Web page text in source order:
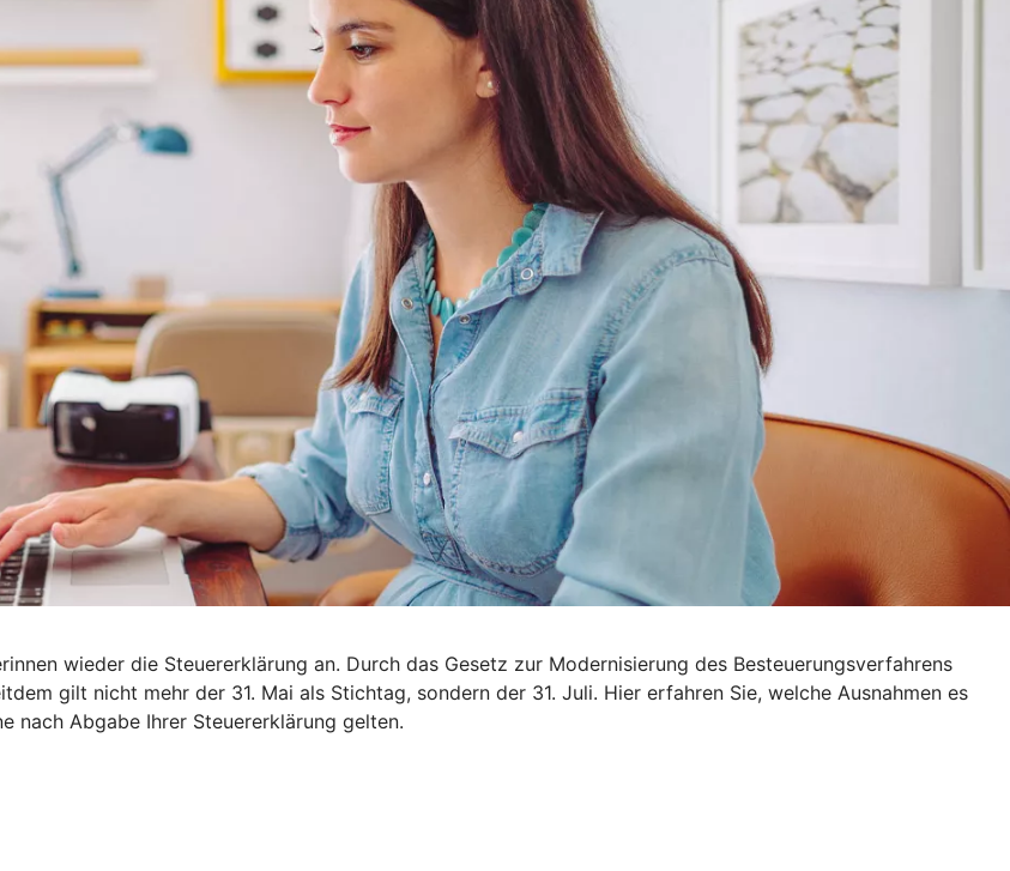
wieder die Steuererklärung an. Durch das Gesetz zur Modernisierung des Besteuerungsverfahrens
gilt nicht mehr der 31. Mai als Stichtag, sondern der 31. Juli. Hier erfahren Sie, welche Ausnahmen es
nach Abgabe Ihrer Steuererklärung gelten.